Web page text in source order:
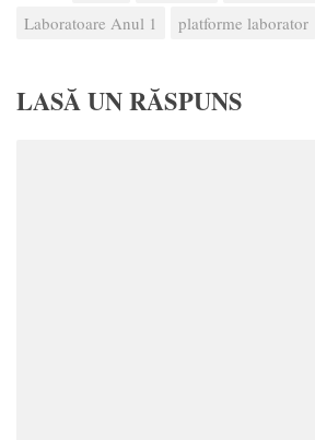
Laboratoare Anul 1
platforme laborator
LASĂ UN RĂSPUNS